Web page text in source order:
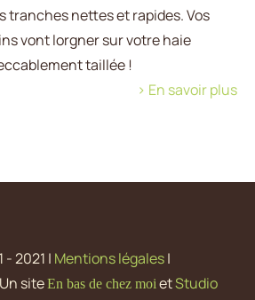
tranches nettes et rapides. Vos
vont lorgner sur votre haie
taillée !
> En savoir plus
2021 | Mentions légales|
siteEn bas de chez moietStudio